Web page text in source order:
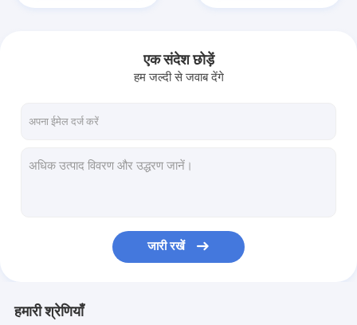
एक संदेश छोड़ें
हम जल्दी से जवाब देंगे
जारी रखें
हमारी श्रेणियाँ